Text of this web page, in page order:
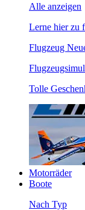
Alle anzeigen
Lerne hier zu
Flugzeug
Tolle
Motorräder
Boote
Nach Typ